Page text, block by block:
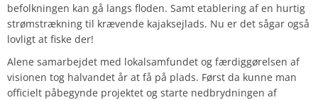
befolkningen kan gå langs floden. Samt etablering af en hurtig
strømstrækning til krævende kajaksejlads. Nu er det sågar også
lovligt at fiske der!
Alene samarbejdet med lokalsamfundet og færdiggørelsen af
visionen tog halvandet år at få på plads. Først da kunne man
officielt påbegynde projektet og starte nedbrydningen af